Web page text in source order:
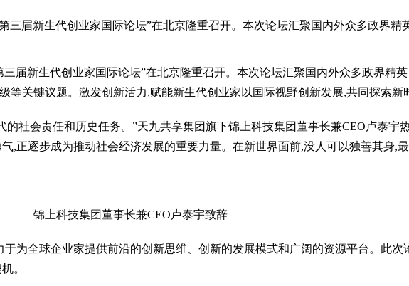
三届新生代创业家国际论坛”在北京隆重召开。本次论坛汇聚国内外众多政界精
届新生代创业家国际论坛”在北京隆重召开。本次论坛汇聚国内外众多政界精
关键议题。激发创新活力,赋能新生代创业家以国际视野创新发展,共同探索新
社会责任和历史任务。”天九共享集团旗下锦上科技集团董事长兼CEO卢泰宇
,正逐步成为推动社会经济发展的重要力量。在新世界面前,没人可以独善其身,
锦上科技集团董事长兼CEO卢泰宇致辞
为全球企业家提供前沿的创新思维、创新的发展模式和广阔的资源平台。此
。